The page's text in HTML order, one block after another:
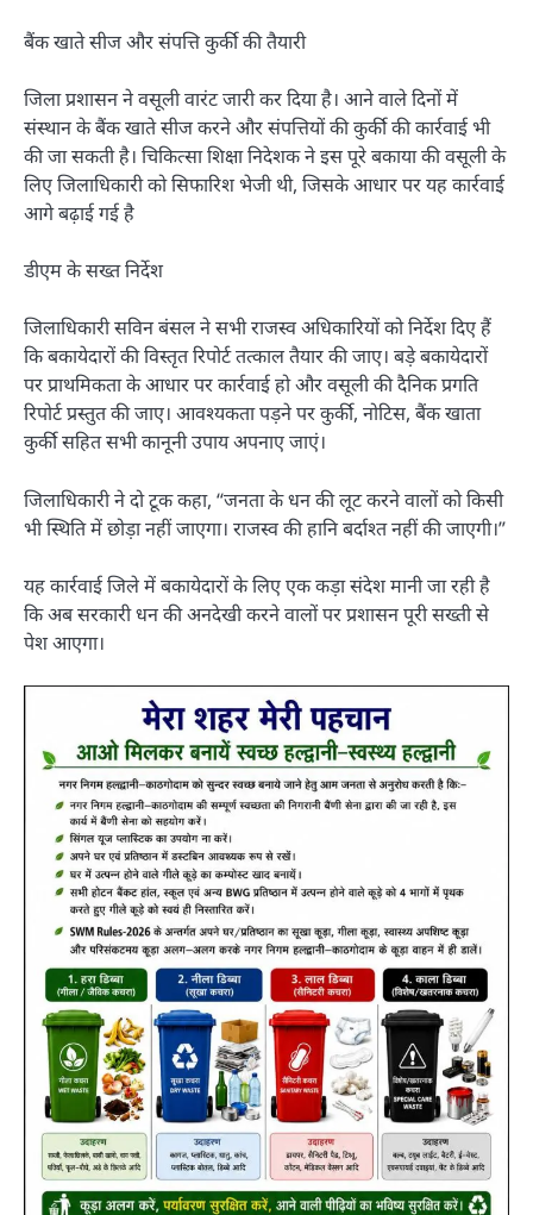
बैंक खाते सीज और संपत्ति कुर्की की तैयारी
जिला प्रशासन ने वसूली वारंट जारी कर दिया है। आने वाले दिनों में
संस्थान के बैंक खाते सीज करने और संपत्तियों की कुर्की की कार्रवाई भी
की जा सकती है। चिकित्सा शिक्षा निदेशक ने इस पूरे बकाया की वसूली के
लिए जिलाधिकारी को सिफारिश भेजी थी, जिसके आधार पर यह कार्रवाई
आगे बढ़ाई गई है
डीएम के सख्त निर्देश
जिलाधिकारी सविन बंसल ने सभी राजस्व अधिकारियों को निर्देश दिए हैं
कि बकायेदारों की विस्तृत रिपोर्ट तत्काल तैयार की जाए। बड़े बकायेदारों
पर प्राथमिकता के आधार पर कार्रवाई हो और वसूली की दैनिक प्रगति
रिपोर्ट प्रस्तुत की जाए। आवश्यकता पड़ने पर कुर्की, नोटिस, बैंक खाता
कुर्की सहित सभी कानूनी उपाय अपनाए जाएं।
जिलाधिकारी ने दो टूक कहा, “जनता के धन की लूट करने वालों को किसी
भी स्थिति में छोड़ा नहीं जाएगा। राजस्व की हानि बर्दाश्त नहीं की जाएगी।”
यह कार्रवाई जिले में बकायेदारों के लिए एक कड़ा संदेश मानी जा रही है
कि अब सरकारी धन की अनदेखी करने वालों पर प्रशासन पूरी सख्ती से
पेश आएगा।